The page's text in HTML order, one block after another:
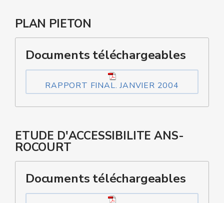
PLAN PIETON
Documents téléchargeables
RAPPORT FINAL. JANVIER 2004
ETUDE D'ACCESSIBILITE ANS-
ROCOURT
Documents téléchargeables